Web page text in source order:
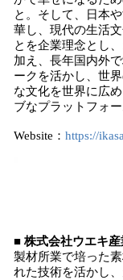
と。そして、日本
華し、現代の生活
とを企業理念とし
加え、長年国内外
ークを活かし、世
な文化を世界に広
ブなプラットフォ
Website： https://
■ 株式会社ウエキ産
製材所業で培った
れた技術を活かし